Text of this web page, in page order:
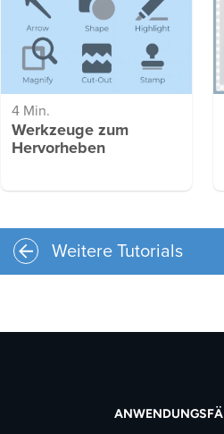
4 Min.
Werkzeuge zum
Hervorheben
Weitere Tutorials